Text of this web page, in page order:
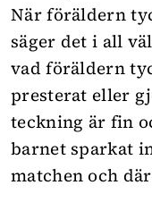
När föräldern
säger det i all
vad föräldern
presterat eller
teckning är fin
barnet sparkat
matchen och